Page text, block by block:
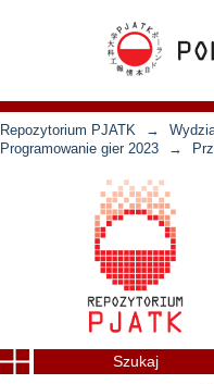
Repozytorium PJATK →
Programowanie gier 2023
→
Szukaj